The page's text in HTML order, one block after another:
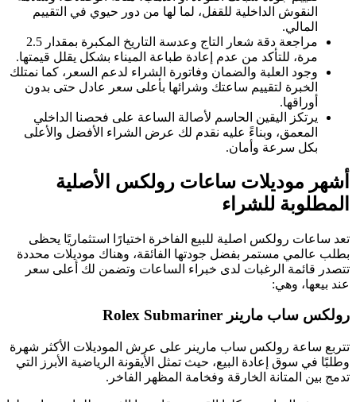
النقوش الداخلية للقفل، لما لها من دور حيوي في التقييم
المالي.
مراجعة دقة شعار التاج وعدسة التاريخ المكبرة بمقدار 2.5
مرة، للتأكد من عدم إعادة طباعة الميناء بشكل يقلل قيمتها.
وجود العلبة والضمان وفاتورة الشراء لدعم السعر، كما نمتلك
الخبرة لتقييم ساعتك وشرائها بأعلى سعر عادل حتى بدون
أوراقها.
يرتكز اليقين الحاسم لأصالة الساعة على فحصنا الداخلي
المعمق، وبناءً عليه نقدم لك عرض الشراء الأفضل والأعلى
بكل سرعة وأمان.
أشهر موديلات ساعات رولكس الأصلية
المطلوبة للشراء
تعد ساعات رولکس اصلية للبيع الفاخرة اختيارًا استثماريًا يحظى
بطلب عالمي مستمر بفضل جودتها الفائقة، وهناك موديلات محددة
تتصدر قائمة الرغبات لدى خبراء الساعات وتضمن لك أعلى سعر
عند بيعها، وهي:
رولكس ساب مارينر Rolex Submariner
تتربع ساعة رولكس ساب مارينر على عرش الموديلات الأكثر شهرة
وطلبًا في سوق إعادة البيع، حيث تمثل الأيقونة الرياضية الأبرز التي
تدمج بين المتانة الخارقة وفخامة المظهر الفاخر.